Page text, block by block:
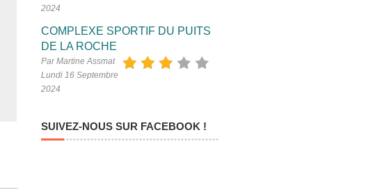
2024
COMPLEXE SPORTIF DU PUITS
DE LA ROCHE
Par Martine Assmat
Lundi 16 Septembre
2024
SUIVEZ-NOUS SUR FACEBOOK !